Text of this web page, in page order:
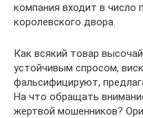
компания входит в число
королевского двора.
Как всякий товар
устойчивым спросом,
фальсифицируют,
На что обращать
жертвой мошенников?